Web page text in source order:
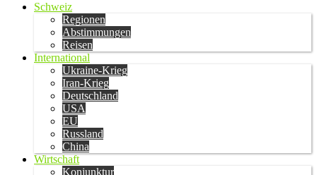
Schweiz
Regionen
Abstimmungen
Reisen
International
Ukraine-Krieg
Iran-Krieg
Deutschland
USA
EU
Russland
China
Wirtschaft
Konjunktur